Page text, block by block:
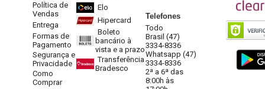
Política de
Vendas
Entrega
Formas de
Pagamento
Segurança e
Privacidade
Como
Comprar
Elo
Hipercard
Boleto
bancário à
vista e a prazo
Transferência
Bradesco
Telefones
Todo
Brasil (47)
3334-8336
Whatsapp (47)
3334-8336
2ª a 6ª das
8:00h às